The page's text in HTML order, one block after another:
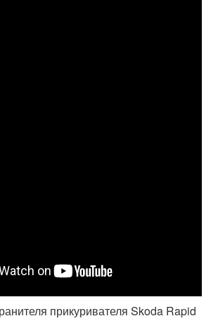
прикуривателя Skoda Rapid